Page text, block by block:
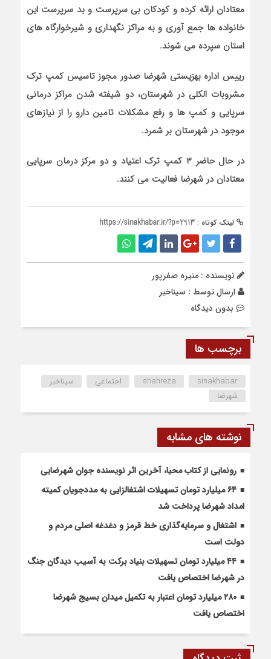
معتادان ارائه کرده و کودکان بی سرپرست و بد سرپرست این
خانواده ها جمع آوری و به مراکز نگهداری و شیرخوارگاه های
استان سپرده می شوند.
رییس اداره بهزیستی شهرضا صدور مجوز تاسیس کمپ ترک
مشروبات الکلی در شهرستان، دو شیفته شدن مراکز درمانی
سرپایی و کمپ ها و رفع مشکلات تامین دارو را از نیازهای
موجود در شهرستان بر شمرد.
در حال حاضر ۳ کمپ ترک اعتیاد و دو مرکز درمان سرپایی
معتادان در شهرضا فعالیت می کنند.
لینک کوتاه : https://sinakhabar.ir/?p=2913
نویسنده : منیره صفرپور
ارسال توسط : سیناخبر
بدون دیدگاه
برچسب ها
shahreza sinakhabar اجتماعی
سیناخبر
شهرضا
نوشته های مشابه
رونمایی از کتاب محیا، آخرین اثر نویسنده جوان شهرضایی
۶۴ میلیارد تومان تسهیلات اشتغالزایی به مددجویان کمیته
امداد شهرضا پرداخت شد
اشتغال و سرمایه‌گذاری خط قرمز و دغدغه اصلی مردم و
دولت است
۴۴ میلیارد تومان تسهیلات بنیاد برکت به آسیب دیدگان جنگ
در شهرضا اختصاص یافت
۲۸۰ میلیارد تومان اعتبار به تکمیل میدان بسیج شهرضا
اختصاص یافت